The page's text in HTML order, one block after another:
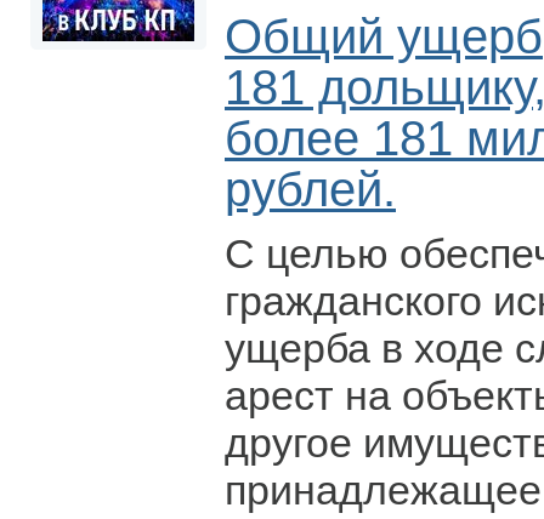
Общий
181
более 181
рублей.
С целью
гражданского
ущерба в ходе
арест на
другое